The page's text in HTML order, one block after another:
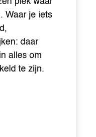
Waar je iets
daar
alles om
te zijn.